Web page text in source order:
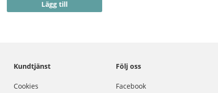
Lägg till
Kundtjänst
Cookies
Följ oss
Facebook